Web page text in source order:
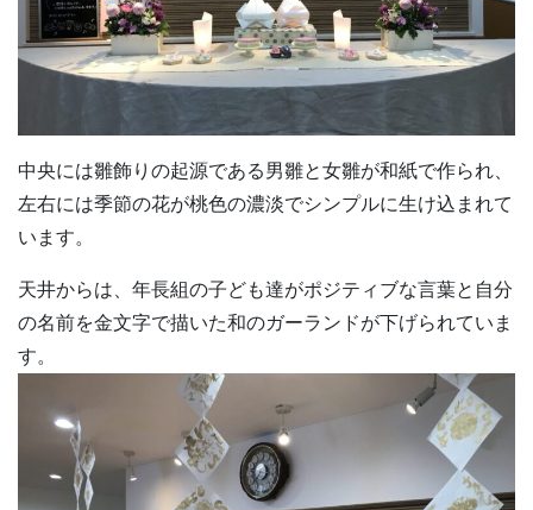
中央には雛飾りの起源である男雛と女雛が和紙で作られ、
左右には季節の花が桃色の濃淡でシンプルに生け込まれて
います。
天井からは、年長組の子ども達がポジティブな言葉と自分
の名前を金文字で描いた和のガーランドが下げられていま
す。